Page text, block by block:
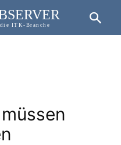
ITK-Branche